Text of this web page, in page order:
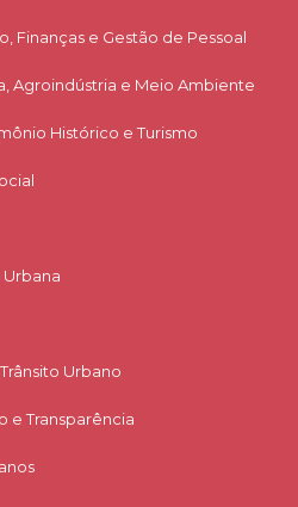
Finanças e Gestão de Pessoal
Agroindústria e Meio Ambiente
Histórico e Turismo
Urbano
e Transparência